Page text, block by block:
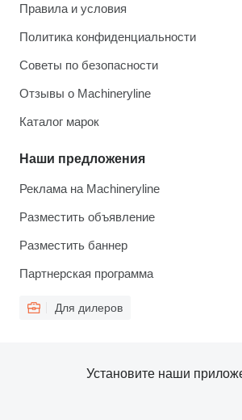
Правила и условия
Политика конфиденциальности
Советы по безопасности
Отзывы о Machineryline
Каталог марок
Наши предложения
Реклама на Machineryline
Разместить объявление
Разместить баннер
Партнерская программа
Для дилеров
Установите наши